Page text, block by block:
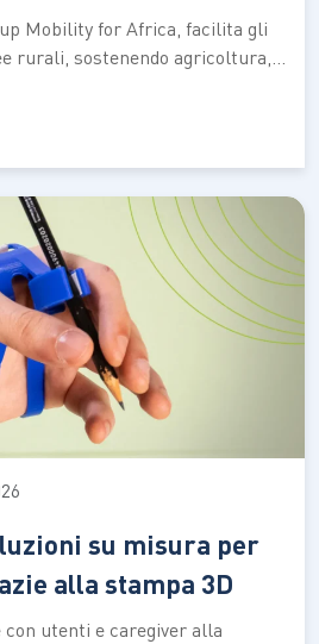
Mobility for Africa, facilita gli
rurali, sostenendo agricoltura,
femminile e riduzione
aree rurali dell’Africa
la terra, gestisce una piccola
raggiungere scuole e
su misura per
alla stampa 3D
utenti e caregiver alla